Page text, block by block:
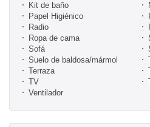
Kit de baño
Papel Higiénico
Radio
Ropa de cama
Sofá
Suelo de baldosa/mármol
Terraza
TV
Ventilador